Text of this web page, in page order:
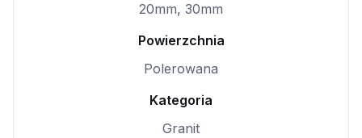
20mm, 30mm
Powierzchnia
Polerowana
Kategoria
Granit